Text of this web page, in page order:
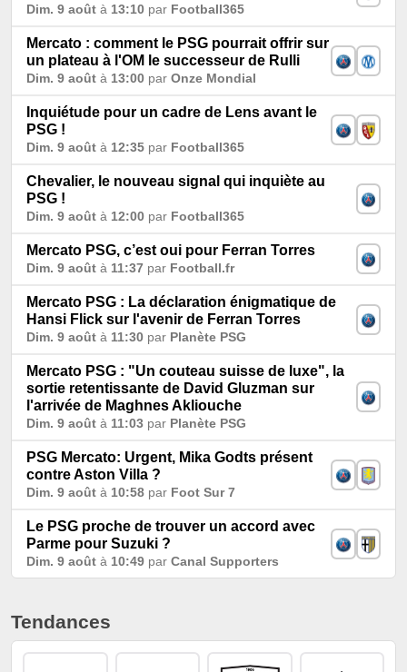
Dim. 9 août à 13:10 par Football365
Mercato : comment le PSG pourrait offrir sur
un plateau à l'OM le successeur de Rulli
Dim. 9 août à 13:00 par Onze Mondial
Inquiétude pour un cadre de Lens avant le
PSG !
Dim. 9 août à 12:35 par Football365
Chevalier, le nouveau signal qui inquiète au
PSG !
Dim. 9 août à 12:00 par Football365
Mercato PSG, c’est oui pour Ferran Torres
Dim. 9 août à 11:37 par Football.fr
Mercato PSG : La déclaration énigmatique de
Hansi Flick sur l'avenir de Ferran Torres
Dim. 9 août à 11:30 par Planète PSG
Mercato PSG : "Un couteau suisse de luxe", la
sortie retentissante de David Gluzman sur
l'arrivée de Maghnes Akliouche
Dim. 9 août à 11:03 par Planète PSG
PSG Mercato: Urgent, Mika Godts présent
contre Aston Villa ?
Dim. 9 août à 10:58 par Foot Sur 7
Le PSG proche de trouver un accord avec
Parme pour Suzuki ?
Dim. 9 août à 10:49 par Canal Supporters
Tendances